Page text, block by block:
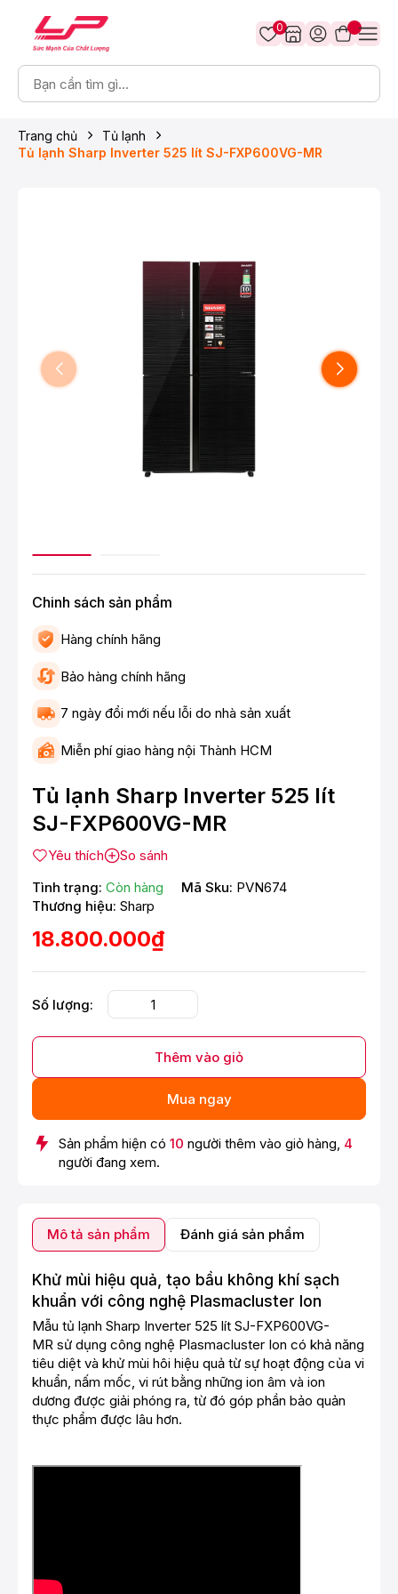
0
Trang chủ
Tủ lạnh
Tủ lạnh Sharp Inverter 525 lít SJ-FXP600VG-MR
Chinh sách sản phẩm
Hàng chính hãng
Bảo hàng chính hãng
7 ngày đổi mới nếu lỗi do nhà sản xuất
Miễn phí giao hàng nội Thành HCM
Tủ lạnh Sharp Inverter 525 lít
SJ-FXP600VG-MR
Yêu thích
So sánh
Tình trạng: Còn hàng Mã Sku: PVN674
Thương hiệu: Sharp
18.800.000₫
Số lượng:
Thêm vào giỏ
Mua ngay
Sản phẩm hiện có 10 người thêm vào giỏ hàng, 4
người đang xem.
Mô tả sản phẩm Đánh giá sản phẩm
Khử mùi hiệu quả, tạo bầu không khí sạch
khuẩn với công nghệ Plasmacluster Ion
Mẫu tủ lạnh Sharp Inverter 525 lít SJ-FXP600VG-
MR sử dụng công nghệ Plasmacluster Ion có khả năng
tiêu diệt và khử mùi hôi hiệu quả từ sự hoạt động của vi
khuẩn, nấm mốc, vi rút bằng những ion âm và ion
dương được giải phóng ra, từ đó góp phần bảo quản
thực phẩm được lâu hơn.